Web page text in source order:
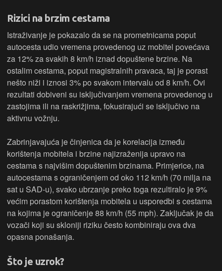
Rizici na brzim cestama
Istraživanje je pokazalo da se na prometnicama poput
autocesta udio vremena provedenog uz mobitel povećava
za 12% za svakih 8 km/h iznad dopuštene brzine. Na
ostalim cestama, poput magistralnih pravaca, taj je porast
nešto niži i iznosi 3% po svakom intervalu od 8 km/h. Ovi
rezultati dobiveni su isključivanjem vremena provedenog u
zastojima ili na raskrižjima, fokusirajući se isključivo na
aktivnu vožnju.
Zabrinjavajuća je činjenica da je korelacija između
korištenja mobitela i brzine najizraženija upravo na
cestama s najvišim dopuštenim brzinama. Primjerice, na
autocestama s ograničenjem od oko 112 km/h (70 milja na
sat u SAD-u), svako ubrzanje preko toga rezultiralo je 9%
većim porastom korištenja mobitela u usporedbi s cestama
na kojima je ograničenje 88 km/h (55 mph). Zaključak je da
vozači koji su skloniji riziku često kombiniraju ova dva
opasna ponašanja.
Što je uzrok?